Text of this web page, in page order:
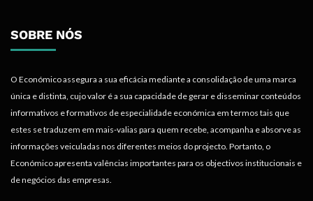
SOBRE NÓS
O Económico assegura a sua eficácia mediante a consolidação de uma marca
única e distinta, cujo valor é a sua capacidade de gerar e disseminar conteúdos
informativos e formativos de especialidade económica em termos tais que
estes se traduzem em mais-valias para quem recebe, acompanha e absorve as
informações veiculadas nos diferentes meios do projecto. Portanto, o
Económico apresenta valências importantes para os objectivos institucionais e
de negócios das empresas.